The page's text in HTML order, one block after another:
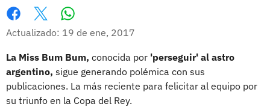
Facebook
X
Actualizado: 19 de ene, 2017
La Miss Bum Bum, conocida por 'perseguir' al astro
argentino, sigue generando polémica con sus
publicaciones. La más reciente para felicitar al equipo por
su triunfo en la Copa del Rey.